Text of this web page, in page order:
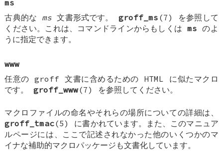
ms
古典的な ms 文書形式です。 groff_ms (7) を参照して
ください。これは、コマンドラインからもしくはms のよ
うに指定できます。
www
任意の groff 文書に含めるための HTML に似たマクロ
です。groff_www(7) を参照してください。
マクロファイルの命名やそれらの場所についての詳細は、
groff_tmac(5) に書かれています。また、このマニュア
ルページには、ここで記述されなかった他のいくつかのマ
イナな補助的マクロパッケージも文書化しています。